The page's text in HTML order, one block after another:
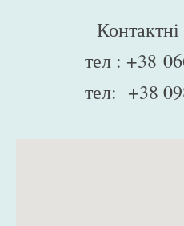
тел : +38
тел: +38